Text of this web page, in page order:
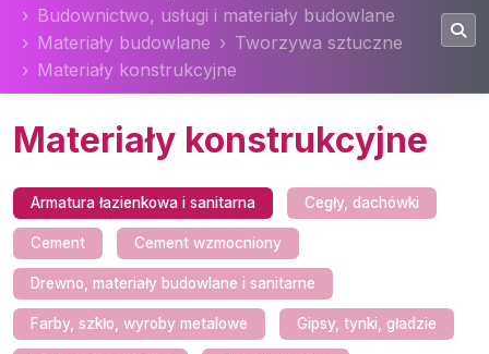
Budownictwo, usługi i materiały budowlane
Materiały budowlane
Tworzywa sztuczne
Materiały konstrukcyjne
Materiały konstrukcyjne
Armatura łazienkowa i sanitarna Cegły, dachówki
Cement Cement wzmocniony
Drewno, materiały budowlane i sanitarne
Farby, szkło, wyroby metalowe Gipsy, tynki, gładzie